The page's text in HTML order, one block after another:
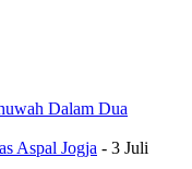
Dalam Dua
Aspal Jogja - 3 Juli